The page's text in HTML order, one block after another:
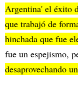
Argentina' el éxito
que trabajó de
hinchada que fue
fue un espejismo,
desaprovechando